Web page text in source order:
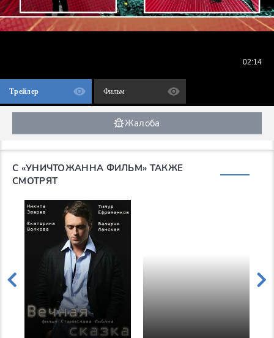
Трейлер Фильм
Жалоба
С «УНИЧТОЖАННА ФИЛЬМ» ТАКЖЕ
СМОТРЯТ